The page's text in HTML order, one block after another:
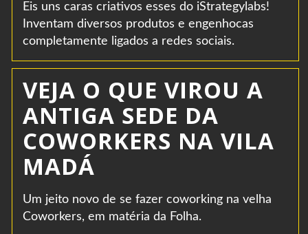
Eis uns caras criativos esses do iStrategylabs!
Inventam diversos produtos e engenhocas
completamente ligados a redes sociais.
VEJA O QUE VIROU A
ANTIGA SEDE DA
COWORKERS NA VILA
MADÁ
Um jeito novo de se fazer coworking na velha
Coworkers, em matéria da Folha.